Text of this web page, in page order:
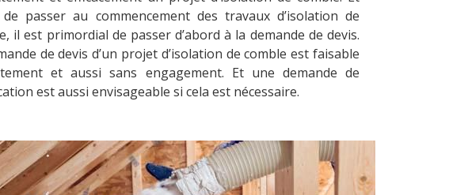
passer au commencement des travaux d’isolation de
il est primordial de passer d’abord à la demande de devis.
de devis d’un projet d’isolation de comble est faisable
et aussi sans engagement. Et une demande de
est aussi envisageable si cela est nécessaire.